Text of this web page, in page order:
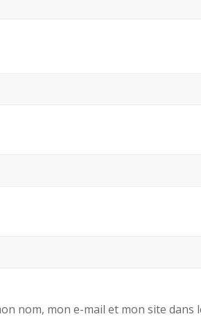
nom, mon e-mail et mon site